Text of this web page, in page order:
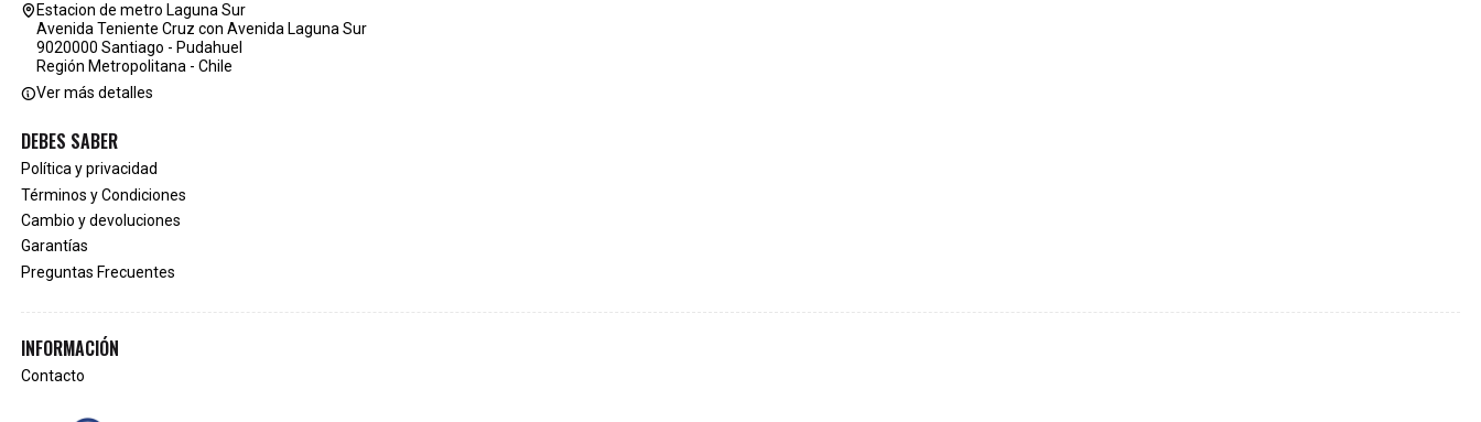
Estacion de metro Laguna Sur
Avenida Teniente Cruz con Avenida Laguna Sur
9020000 Santiago - Pudahuel
Región Metropolitana - Chile
Ver más detalles
DEBES SABER
Política y privacidad
Términos y Condiciones
Cambio y devoluciones
Garantías
Preguntas Frecuentes
INFORMACIÓN
Contacto